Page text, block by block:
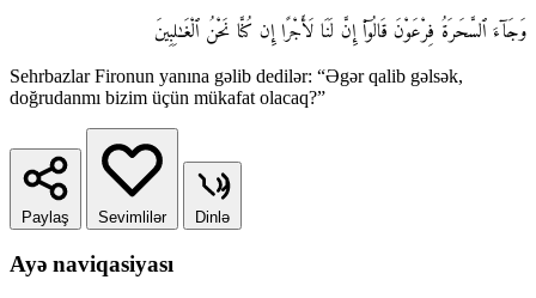
وَجَآءَ ٱلسَّحَرَةُ فِرْعَوْنَ قَالُوٓا۟ إِنَّ لَنَا لَأَجْرًا إِن كُنَّا نَحْنُ ٱلْغَـٰلِبِينَ
Sehrbazlar Fironun yanına gəlib dedilər: “Əgər qalib gəlsək,
doğrudanmı bizim üçün mükafat olacaq?”
Paylaş Sevimlilər Dinlə
Ayə naviqasiyası